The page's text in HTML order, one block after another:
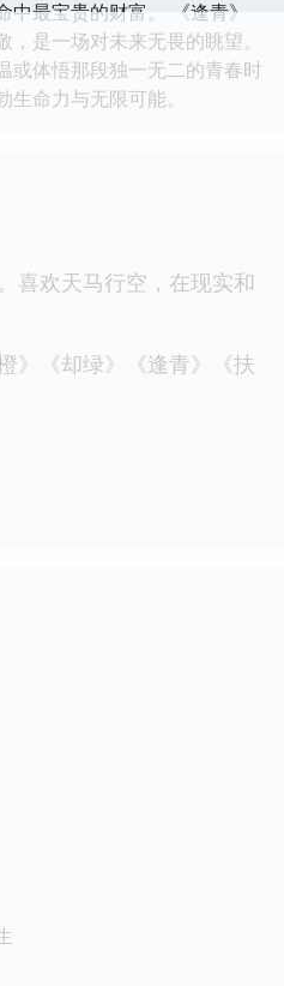
最宝贵的财富。 《逢青》
是一场对未来无畏的眺望。
或体悟那段独一无二的青春时
命力与无限可能。
喜欢天马行空，在现实和
》《却绿》《逢青》《扶